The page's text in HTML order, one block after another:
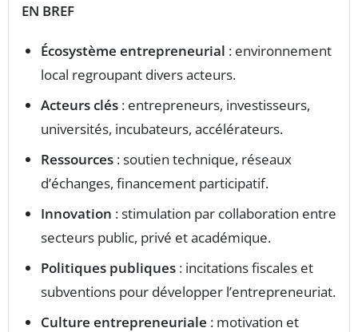
EN BREF
Écosystème entrepreneurial : environnement
local regroupant divers acteurs.
Acteurs clés : entrepreneurs, investisseurs,
universités, incubateurs, accélérateurs.
Ressources : soutien technique, réseaux
d’échanges, financement participatif.
Innovation : stimulation par collaboration entre
secteurs public, privé et académique.
Politiques publiques : incitations fiscales et
subventions pour développer l’entrepreneuriat.
Culture entrepreneuriale : motivation et